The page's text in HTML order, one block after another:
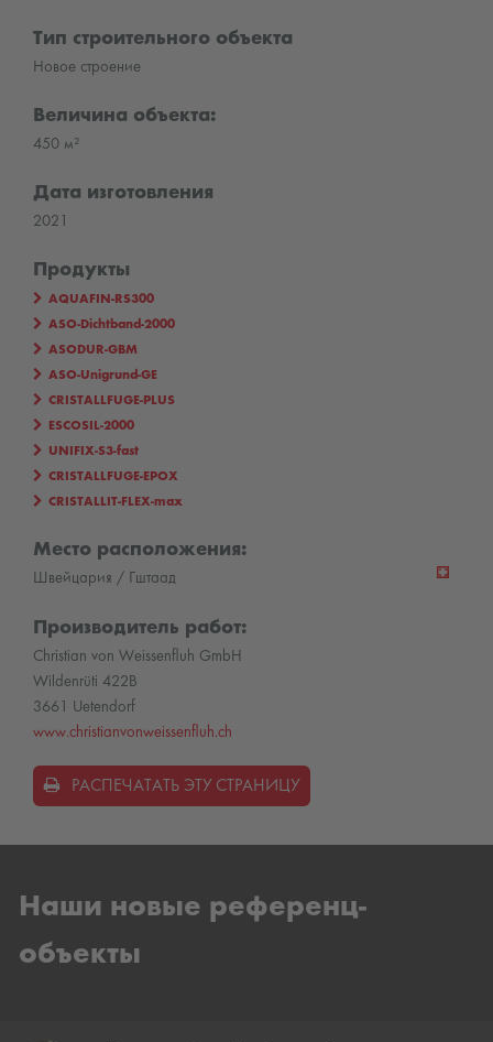
Тип строительного объекта
Новое строение
Величина объекта:
450 м²
Дата изготовления
2021
Продукты
AQUAFIN-RS300
ASO-Dichtband-2000
ASODUR-GBM
ASO-Unigrund-GE
CRISTALLFUGE-PLUS
ESCOSIL-2000
UNIFIX-S3-fast
CRISTALLFUGE-EPOX
CRISTALLIT-FLEX-max
Место расположения:
Швейцария / Гштаад
Производитель работ:
Christian von Weissenfluh GmbH
Wildenrüti 422B
3661 Uetendorf
www.christianvonweissenfluh.ch
РАСПЕЧАТАТЬ ЭТУ СТРАНИЦУ
Наши новые референц-
объекты